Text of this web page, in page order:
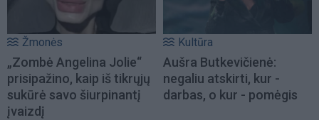
Žmonės
„Zombė Angelina Jolie“
prisipažino, kaip iš tikrųjų
sukūrė savo šiurpinantį
įvaizdį
Kultūra
Aušra Butkevičienė:
negaliu atskirti, kur -
darbas, o kur - pomėgis